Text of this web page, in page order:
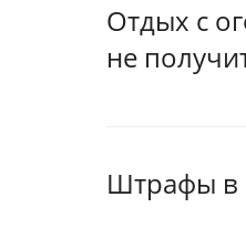
Отдых с
не
Штрафы в